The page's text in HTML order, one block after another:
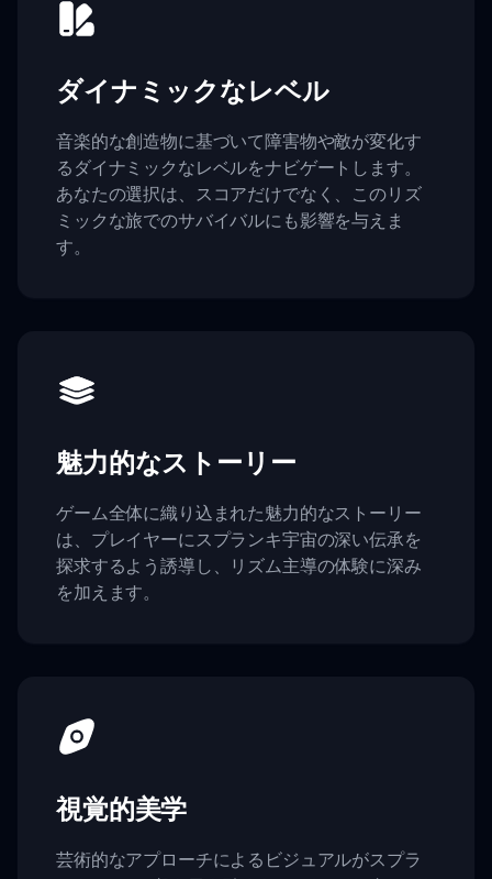
ダイナミックなレベル
音楽的な創造物に基づいて障害物や敵が変化す
るダイナミックなレベルをナビゲートします。
あなたの選択は、スコアだけでなく、このリズ
ミックな旅でのサバイバルにも影響を与えま
す。
魅力的なストーリー
ゲーム全体に織り込まれた魅力的なストーリー
は、プレイヤーにスプランキ宇宙の深い伝承を
探求するよう誘導し、リズム主導の体験に深み
を加えます。
視覚的美学
芸術的なアプローチによるビジュアルがスプラ